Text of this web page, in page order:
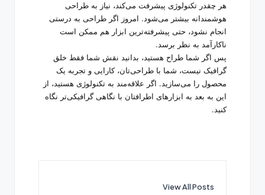
هر چقدر تکنولوژی پیشرفت می‌کند، نیاز به طراحی
هوشمندانه بیشتر می‌شود. امروز اگر طراحی به درستی
انجام نشود، حتی پیشرفته‌ترین ابزار هم ممکن است
ناکارآمد به نظر برسد.
پس اگر شما طراح هستید، بدانید نقش شما فقط خلق
گرافیک نیست، شما با طراحی‌تان، کارایی و تجربه یک
محصول را می‌سازید. اگر علاقه‌مند به تکنولوژی هستید، از
این به بعد به ابزارهای اطرافتان با نگاهی گرافیکی‌تر نگاه
کنید.
View All Posts